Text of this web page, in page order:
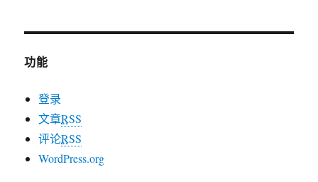
功能
登录
文章RSS
评论RSS
WordPress.org